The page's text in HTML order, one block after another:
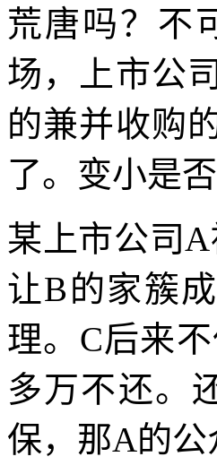
荒唐吗？不
场，上市公
的兼并收购
了。变小是
某上市公司A
让B的家簇
理。 C后来
多万不还。
保，那A的